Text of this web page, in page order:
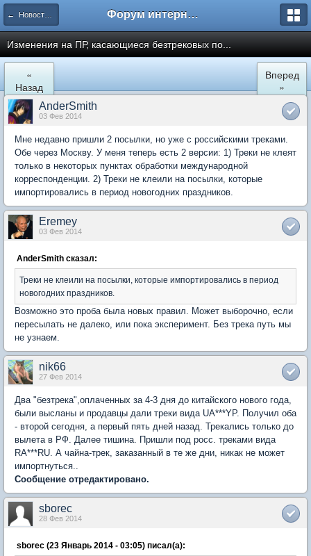
← Новости Почты России Форум интернет покупателей
Изменения на ПР, касающиеся безтрековых по...
«
Назад
Вперед
»
AnderSmith
03 Фев 2014
Мне недавно пришли 2 посылки, но уже с российскими треками.
Обе через Москву. У меня теперь есть 2 версии: 1) Треки не клеят
только в некоторых пунктах обработки международной
корреспонденции. 2) Треки не клеили на посылки, которые
импортировались в период новогодних праздников.
Eremey
03 Фев 2014
AnderSmith сказал:
Треки не клеили на посылки, которые импортировались в период
новогодних праздников.
Возможно это проба была новых правил. Может выборочно, если
пересылать не далеко, или пока эксперимент. Без трека путь мы
не узнаем.
nik66
27 Фев 2014
Два "безтрека",оплаченных за 4-3 дня до китайского нового года,
были высланы и продавцы дали треки вида UA***YP. Получил оба
- второй сегодня, а первый пять дней назад. Трекались только до
вылета в РФ. Далее тишина. Пришли под росс. треками вида
RA***RU. А чайна-трек, заказанный в те же дни, никак не может
импортнуться..
Сообщение отредактировано.
sborec
28 Фев 2014
sborec (23 Январь 2014 - 03:05) писал(а):